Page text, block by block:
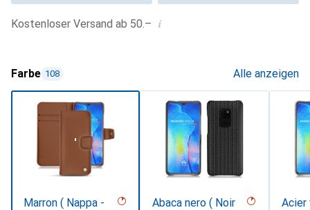
Kostenloser Versand ab 50.– i
Farbe 108 Alle anzeigen
Marron ( Nappa -
Abaca nero ( Noir
Acier